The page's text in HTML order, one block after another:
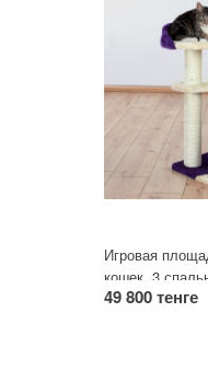
Игровая
кошек. 3
игрушкой на
49 800 тенге